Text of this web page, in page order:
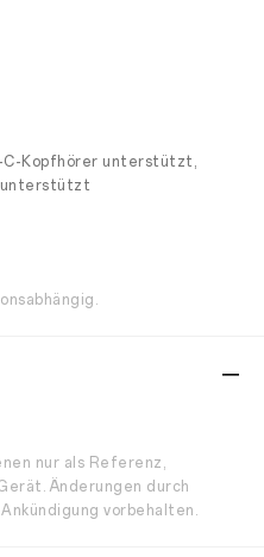
C-Kopfhörer unterstützt,
unterstützt
nur als Referenz,
Änderungen durch
vorbehalten.